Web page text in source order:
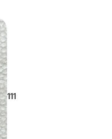
111